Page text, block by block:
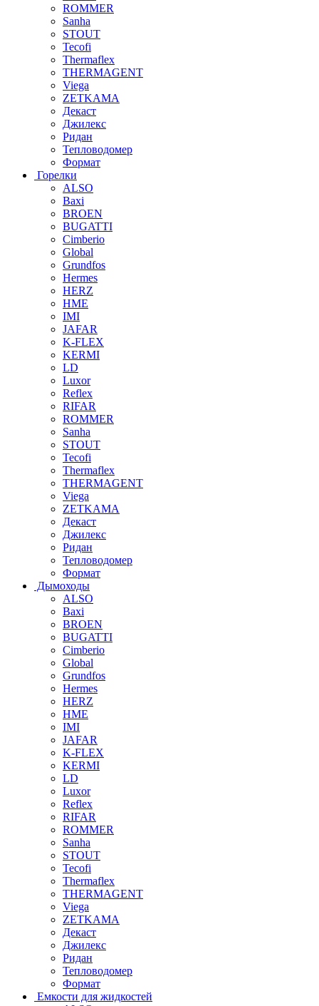
ROMMER
Sanha
STOUT
Tecofi
Thermaflex
THERMAGENT
Viega
ZETKAMA
Декаст
Джилекс
Ридан
Тепловодомер
Формат
Горелки
ALSO
Baxi
BROEN
BUGATTI
Cimberio
Global
Grundfos
Hermes
HERZ
HME
IMI
JAFAR
K-FLEX
KERMI
LD
Luxor
Reflex
RIFAR
ROMMER
Sanha
STOUT
Tecofi
Thermaflex
THERMAGENT
Viega
ZETKAMA
Декаст
Джилекс
Ридан
Тепловодомер
Формат
Дымоходы
ALSO
Baxi
BROEN
BUGATTI
Cimberio
Global
Grundfos
Hermes
HERZ
HME
IMI
JAFAR
K-FLEX
KERMI
LD
Luxor
Reflex
RIFAR
ROMMER
Sanha
STOUT
Tecofi
Thermaflex
THERMAGENT
Viega
ZETKAMA
Декаст
Джилекс
Ридан
Тепловодомер
Формат
Емкости для жидкостей